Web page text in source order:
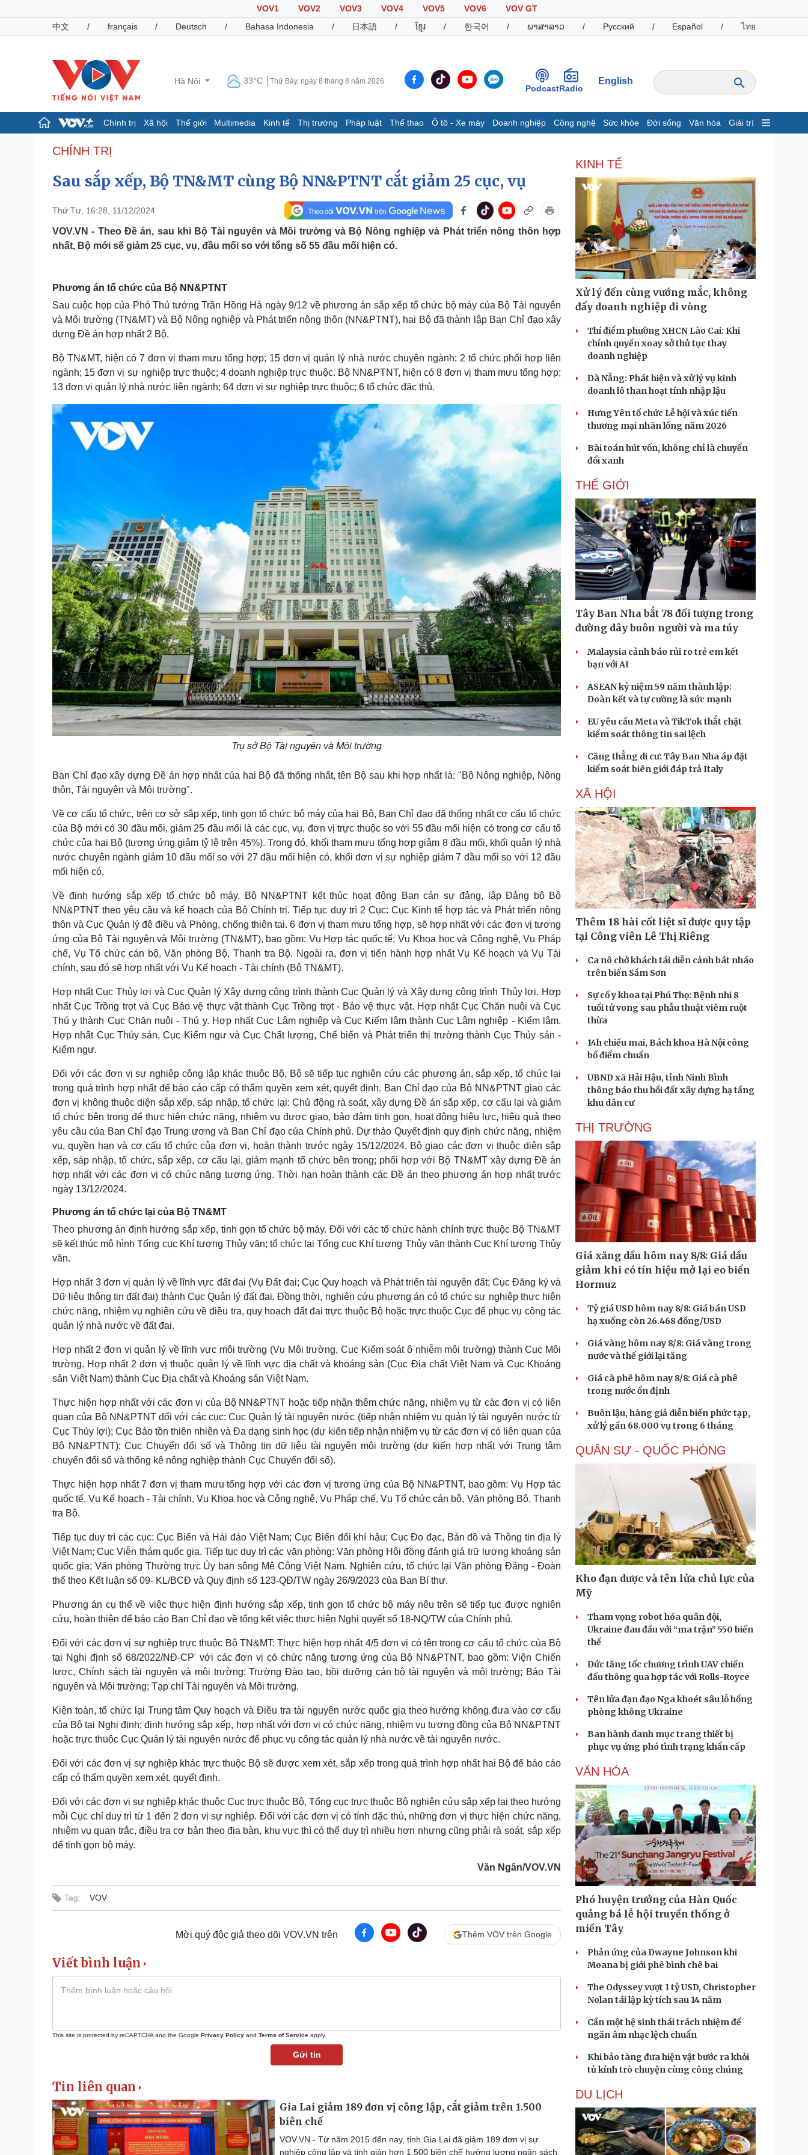
VOV1 VOV2 VOV3 VOV4 VOV5 VOV6
VOV GT
中文
/ français / Deutsch / Bahasa Indonesia / 日本語 / ខ្មែរ / 한국어 / ພາສາລາວ / Русский / Español / ไทย
Hà Nội 33°C Thứ Bảy, ngày 8 tháng 8 năm 2026
PodcastRadio
English
Chính trị Xã hội Thế giới Multimedia Kinh tế Thị trường Pháp luật Thể thao Ô tô - Xe máy Doanh nghiệp Công nghệ Sức khỏe Đời sống Văn hóa Giải trí
Chính trị
Tổ chức nhân sự
Quốc hội
Dự báo thời tiết
Giáo dục
Biển đảo
Cuộc sống đó đây
Hồ sơ
Ảnh
E-Magazine
Infographic
Bất động sản
Khởi nghiệp
Tiêu dùng
Tỷ giá
Chứng khoán
Giá cà phê
Pháp luật
Tư vấn luật
Quân sự - Quốc phòng
Phân tích
Thể thao
eSports
Hậu trường
Doanh nghiệp
Thông tin doanh nghiệp
Doanh nghiệp 24h
Doanh nhân
Vì cộng đồng
Công nghệ
Sành điệu
Tin Công nghệ
Trải nghiệm
Chuyển đổi số
Sức khỏe
Cây thuốc
Sản phụ khoa
Nhi khoa
Làm đẹp - giảm cân
Phòng mạch online
Ăn sạch sống khỏe
Blog
Tình yêu - Gia đình
Văn học
Âm nhạc
Di sản
Thời trang
Sao Việt
Săn Tour
check-in
Podcast
Câu chuyện thời sự
Cửa sổ tình yêu
Kể chuyện cho bé
CHÍNH TRỊ
Sau sắp xếp, Bộ TN&MT cùng Bộ NN&PTNT cắt giảm 25 cục, vụ
Thứ Tư, 16:28, 11/12/2024
VOV.VN - Theo Đề án, sau khi Bộ Tài nguyên và Môi trường và Bộ Nông nghiệp và Phát triển nông thôn hợp
nhất, Bộ mới sẽ giảm 25 cục, vụ, đầu mối so với tổng số 55 đầu mối hiện có.
Phương án tổ chức của Bộ NN&PTNT
Sau cuộc họp của Phó Thủ tướng Trần Hồng Hà ngày 9/12 về phương án sắp xếp tổ chức bộ máy của Bộ Tài nguyên
và Môi trường (TN&MT) và Bộ Nông nghiệp và Phát triển nông thôn (NN&PTNT), hai Bộ đã thành lập Ban Chỉ đạo xây
dựng Đề án hợp nhất 2 Bộ.
Bộ TN&MT, hiện có 7 đơn vị tham mưu tổng hợp; 15 đơn vị quản lý nhà nước chuyên ngành; 2 tổ chức phối hợp liên
ngành; 15 đơn vị sự nghiệp trực thuộc; 4 doanh nghiệp trực thuộc. Bộ NN&PTNT, hiện có 8 đơn vị tham mưu tổng hợp;
13 đơn vị quản lý nhà nước liên ngành; 64 đơn vị sự nghiệp trực thuộc; 6 tổ chức đặc thù.
Trụ sở Bộ Tài nguyên và Môi trường
Ban Chỉ đạo xây dựng Đề án hợp nhất của hai Bộ đã thống nhất, tên Bộ sau khi hợp nhất là: "Bộ Nông nghiệp, Nông
thôn, Tài nguyên và Môi trường".
Về cơ cấu tổ chức, trên cơ sở sắp xếp, tinh gọn tổ chức bộ máy của hai Bộ, Ban Chỉ đạo đã thống nhất cơ cấu tổ chức
của Bộ mới có 30 đầu mối, giảm 25 đầu mối là các cục, vụ, đơn vị trực thuộc so với 55 đầu mối hiện có trong cơ cấu tổ
chức của hai Bộ (tương ứng giảm tỷ lệ trên 45%). Trong đó, khối tham mưu tổng hợp giảm 8 đầu mối, khối quản lý nhà
nước chuyên ngành giảm 10 đầu mối so với 27 đầu mối hiện có, khối đơn vị sự nghiệp giảm 7 đầu mối so với 12 đầu
mối hiện có.
Về định hướng sắp xếp tổ chức bộ máy, Bộ NN&PTNT kết thúc hoạt động Ban cán sự đảng, lập Đảng bộ Bộ
NN&PTNT theo yêu cầu và kế hoạch của Bộ Chính trị. Tiếp tục duy trì 2 Cục: Cục Kinh tế hợp tác và Phát triển nông
thôn và Cục Quản lý đê điều và Phòng, chống thiên tai. 6 đơn vị tham mưu tổng hợp, sẽ hợp nhất với các đơn vị tương
ứng của Bộ Tài nguyên và Môi trường (TN&MT), bao gồm: Vụ Hợp tác quốc tế; Vụ Khoa học và Công nghệ, Vụ Pháp
chế, Vụ Tổ chức cán bộ, Văn phòng Bộ, Thanh tra Bộ. Ngoài ra, đơn vị tiến hành hợp nhất Vụ Kế hoạch và Vụ Tài
chính, sau đó sẽ hợp nhất với Vụ Kế hoạch - Tài chính (Bộ TN&MT).
Hợp nhất Cục Thủy lợi và Cục Quản lý Xây dựng công trình thành Cục Quản lý và Xây dựng công trình Thủy lợi. Hợp
nhất Cục Trồng trọt và Cục Bảo vệ thực vật thành Cục Trồng trọt - Bảo vệ thực vật. Hợp nhất Cục Chăn nuôi và Cục
Thú y thành Cục Chăn nuôi - Thú y. Hợp nhất Cục Lâm nghiệp và Cục Kiểm lâm thành Cục Lâm nghiệp - Kiểm lâm.
Hợp nhất Cục Thủy sản, Cục Kiểm ngư và Cục Chất lượng, Chế biến và Phát triển thị trường thành Cục Thủy sản -
Kiểm ngư.
Đối với các đơn vị sự nghiệp công lập khác thuộc Bộ, Bộ sẽ tiếp tục nghiên cứu các phương án, sắp xếp, tổ chức lại
trong quá trình hợp nhất để báo cáo cấp có thẩm quyền xem xét, quyết định. Ban Chỉ đạo của Bộ NN&PTNT giao các
đơn vị không thuộc diện sắp xếp, sáp nhập, tổ chức lại: Chủ động rà soát, xây dựng Đề án sắp xếp, cơ cấu lại và giảm
tổ chức bên trong để thực hiện chức năng, nhiệm vụ được giao, bảo đảm tinh gọn, hoạt động hiệu lực, hiệu quả theo
yêu cầu của Ban Chỉ đạo Trung ương và Ban Chỉ đạo của Chính phủ. Dự thảo Quyết định quy định chức năng, nhiệm
vụ, quyền hạn và cơ cấu tổ chức của đơn vị, hoàn thành trước ngày 15/12/2024. Bộ giao các đơn vị thuộc diện sắp
xếp, sáp nhập, tổ chức, sắp xếp, cơ cấu lại, giảm mạnh tổ chức bên trong; phối hợp với Bộ TN&MT xây dựng Đề án
hợp nhất với các đơn vị có chức năng tương ứng. Thời hạn hoàn thành các Đề án theo phương án hợp nhất trước
ngày 13/12/2024.
Phương án tổ chức lại của Bộ TN&MT
Theo phương án định hướng sắp xếp, tinh gọn tổ chức bộ máy. Đối với các tổ chức hành chính trực thuộc Bộ TN&MT
sẽ kết thúc mô hình Tổng cục Khí tượng Thủy văn; tổ chức lại Tổng cục Khí tượng Thủy văn thành Cục Khí tượng Thủy
văn.
Hợp nhất 3 đơn vị quản lý về lĩnh vực đất đai (Vụ Đất đai; Cục Quy hoạch và Phát triển tài nguyên đất; Cục Đăng ký và
Dữ liệu thông tin đất đai) thành Cục Quản lý đất đai. Đồng thời, nghiên cứu phương án có tổ chức sự nghiệp thực hiện
chức năng, nhiệm vụ nghiên cứu về điều tra, quy hoạch đất đai trực thuộc Bộ hoặc trực thuộc Cục để phục vụ công tác
quản lý nhà nước về đất đai.
Hợp nhất 2 đơn vị quản lý về lĩnh vực môi trường (Vụ Môi trường, Cục Kiểm soát ô nhiễm môi trường) thành Cục Môi
trường. Hợp nhất 2 đơn vị thuộc quản lý về lĩnh vực địa chất và khoáng sản (Cục Địa chất Việt Nam và Cục Khoáng
sản Việt Nam) thành Cục Địa chất và Khoáng sản Việt Nam.
Thực hiện hợp nhất với các đơn vị của Bộ NN&PTNT hoặc tiếp nhận thêm chức năng, nhiệm vụ từ các đơn vị có liên
quan của Bộ NN&PTNT đối với các cục: Cục Quản lý tài nguyên nước (tiếp nhận nhiệm vụ quản lý tài nguyên nước từ
Cục Thủy lợi); Cục Bảo tồn thiên nhiên và Đa dạng sinh học (dự kiến tiếp nhận nhiệm vụ từ các đơn vị có liên quan của
Bộ NN&PTNT); Cục Chuyển đổi số và Thông tin dữ liệu tài nguyên môi trường (dự kiến hợp nhất với Trung tâm
chuyển đổi số và thống kê nông nghiệp thành Cục Chuyển đổi số).
Thực hiện hợp nhất 7 đơn vị tham mưu tổng hợp với các đơn vị tương ứng của Bộ NN&PTNT, bao gồm: Vụ Hợp tác
quốc tế, Vụ Kế hoạch - Tài chính, Vụ Khoa học và Công nghệ, Vụ Pháp chế, Vụ Tổ chức cán bộ, Văn phòng Bộ, Thanh
tra Bộ.
Tiếp tục duy trì các cục: Cục Biển và Hải đảo Việt Nam; Cục Biến đổi khí hậu; Cục Đo đạc, Bản đồ và Thông tin địa lý
Việt Nam; Cục Viễn thám quốc gia. Tiếp tục duy trì các văn phòng: Văn phòng Hội đồng đánh giá trữ lượng khoáng sản
quốc gia; Văn phòng Thường trực Ủy ban sông Mê Công Việt Nam. Nghiên cứu, tổ chức lại Văn phòng Đảng - Đoàn
thể theo Kết luận số 09- KL/BCĐ và Quy định số 123-QĐ/TW ngày 26/9/2023 của Ban Bí thư.
Phương án cụ thể về việc thực hiện định hướng sắp xếp, tinh gọn tổ chức bộ máy nêu trên sẽ tiếp tục được nghiên
cứu, hoàn thiện để báo cáo Ban Chỉ đạo về tổng kết việc thực hiện Nghị quyết số 18-NQ/TW của Chính phủ.
Đối với các đơn vị sự nghiệp trực thuộc Bộ TN&MT: Thực hiện hợp nhất 4/5 đơn vị có tên trong cơ cấu tổ chức của Bộ
tại Nghị định số 68/2022/NĐ-CP' với các đơn vị có chức năng tương ứng của Bộ NN&PTNT, bao gồm: Viện Chiến
lược, Chính sách tài nguyên và môi trường; Trường Đào tạo, bồi dưỡng cán bộ tài nguyên và môi trường; Báo Tài
nguyên và Môi trường; Tạp chí Tài nguyên và Môi trường.
Kiện toàn, tổ chức lại Trung tâm Quy hoạch và Điều tra tài nguyên nước quốc gia theo hướng không đưa vào cơ cấu
của Bộ tại Nghị định; định hướng sắp xếp, hợp nhất với đơn vị có chức năng, nhiệm vụ tương đồng của Bộ NN&PTNT
hoặc trực thuộc Cục Quản lý tài nguyên nước để phục vụ công tác quản lý nhà nước về tài nguyên nước.
Đối với các đơn vị sự nghiệp khác trực thuộc Bộ sẽ được xem xét, sắp xếp trong quá trình hợp nhất hai Bộ để báo cáo
cấp có thẩm quyền xem xét, quyết định.
Đối với các đơn vị sự nghiệp khác thuộc Cục trực thuộc Bộ, Tổng cục trực thuộc Bộ nghiên cứu sắp xếp lại theo hướng
mỗi Cục chỉ duy trì từ 1 đến 2 đơn vị sự nghiệp. Đối với các đơn vị có tính đặc thù, những đơn vị thực hiện chức năng,
nhiệm vụ quan trắc, điều tra cơ bản theo địa bàn, khu vực thì có thể duy trì nhiều hơn nhưng cũng phải rà soát, sắp xếp
để tinh gọn bộ máy.
Văn Ngân/VOV.VN
Tag: VOV
Mời quý độc giả theo dõi VOV.VN trên Thêm VOV trên Google
Viết bình luận
This site is protected by reCAPTCHA and the Google Privacy Policy and Terms of Service apply.
Gửi tin
Tin liên quan
Gia Lai giảm 189 đơn vị công lập, cắt giảm trên 1.500
biên chế
VOV.VN - Từ năm 2015 đến nay, tỉnh Gia Lai đã giảm 189 đơn vị sự
nghiệp công lập và tinh giản hơn 1.500 biên chế hưởng lương ngân sách.
KINH TẾ
Xử lý đến cùng vướng mắc, không
đẩy doanh nghiệp đi vòng
Thí điểm phường XHCN Lào Cai: Khi
chính quyền xoay sở thủ tục thay
doanh nghiệp
Đà Nẵng: Phát hiện và xử lý vụ kinh
doanh lô than hoạt tính nhập lậu
Hưng Yên tổ chức Lễ hội và xúc tiến
thương mại nhãn lồng năm 2026
Bài toán hút vốn, không chỉ là chuyển
đổi xanh
THẾ GIỚI
Tây Ban Nha bắt 78 đối tượng trong
đường dây buôn người và ma túy
Malaysia cảnh báo rủi ro trẻ em kết
bạn với AI
ASEAN kỷ niệm 59 năm thành lập:
Đoàn kết và tự cường là sức mạnh
EU yêu cầu Meta và TikTok thắt chặt
kiểm soát thông tin sai lệch
Căng thẳng di cư: Tây Ban Nha áp đặt
kiểm soát biên giới đáp trả Italy
XÃ HỘI
Thêm 18 hài cốt liệt sĩ được quy tập
tại Công viên Lê Thị Riêng
Ca nô chở khách tái diễn cảnh bát nháo
trên biển Sầm Sơn
Sự cố y khoa tại Phú Thọ: Bệnh nhi 8
tuổi tử vong sau phẫu thuật viêm ruột
thừa
14h chiều mai, Bách khoa Hà Nội công
bố điểm chuẩn
UBND xã Hải Hậu, tỉnh Ninh Bình
thông báo thu hồi đất xây dựng hạ tầng
khu dân cư
THỊ TRƯỜNG
Giá xăng dầu hôm nay 8/8: Giá dầu
giảm khi có tín hiệu mở lại eo biển
Hormuz
Tỷ giá USD hôm nay 8/8: Giá bán USD
hạ xuống còn 26.468 đồng/USD
Giá vàng hôm nay 8/8: Giá vàng trong
nước và thế giới lại tăng
Giá cà phê hôm nay 8/8: Giá cà phê
trong nước ổn định
Buôn lậu, hàng giả diễn biến phức tạp,
xử lý gần 68.000 vụ trong 6 tháng
QUÂN SỰ - QUỐC PHÒNG
Kho đạn dược và tên lửa chủ lực của
Mỹ
Tham vọng robot hóa quân đội,
Ukraine đau đầu với “ma trận” 550 biến
thể
Đức tăng tốc chương trình UAV chiến
đấu thông qua hợp tác với Rolls-Royce
Tên lửa đạn đạo Nga khoét sâu lỗ hổng
phòng không Ukraine
Ban hành danh mục trang thiết bị
phục vụ ứng phó tình trạng khẩn cấp
VĂN HÓA
Phó huyện trưởng của Hàn Quốc
quảng bá lễ hội truyền thống ở
miền Tây
Phản ứng của Dwayne Johnson khi
Moana bị giới phê bình chê bai
The Odyssey vượt 1 tỷ USD, Christopher
Nolan tái lập kỳ tích sau 14 năm
Cần một hệ sinh thái trách nhiệm để
ngăn âm nhạc lệch chuẩn
Khi bảo tàng đưa hiện vật bước ra khỏi
tủ kính trò chuyện cùng công chúng
DU LỊCH